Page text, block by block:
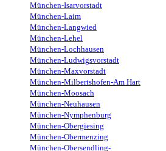
München-Isarvorstadt
München-Laim
München-Langwied
München-Lehel
München-Lochhausen
München-Ludwigsvorstadt
München-Maxvorstadt
München-Milbertshofen-Am Hart
München-Moosach
München-Neuhausen
München-Nymphenburg
München-Obergiesing
München-Obermenzing
München-Obersendling-